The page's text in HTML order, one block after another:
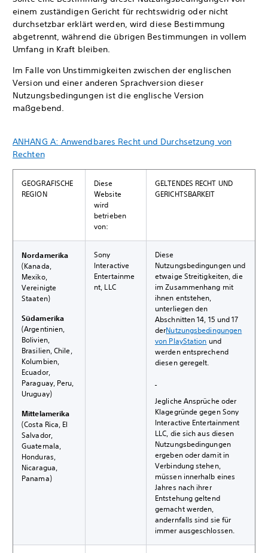
einem zuständigen Gericht für rechtswidrig oder nicht
durchsetzbar erklärt werden, wird diese Bestimmung
abgetrennt, während die übrigen Bestimmungen in vollem
Umfang in Kraft bleiben.
Im Falle von Unstimmigkeiten zwischen der englischen
Version und einer anderen Sprachversion dieser
Nutzungsbedingungen ist die englische Version
maßgebend.
ANHANG A: Anwendbares Recht und Durchsetzung von
Rechten
GEOGRAFISCHE
REGION
Diese
Website
wird
betrieben
von:
GELTENDES RECHT UND
GERICHTSBARKEIT
Nordamerika
(Kanada,
Mexiko,
Vereinigte
Staaten)
Südamerika
(Argentinien,
Bolivien,
Brasilien, Chile,
Kolumbien,
Ecuador,
Paraguay, Peru,
Uruguay)
Mittelamerika
(Costa Rica, El
Salvador,
Guatemala,
Honduras,
Nicaragua,
Panama)
Sony
Interactive
Entertainme
nt, LLC
Diese
Nutzungsbedingungen und
etwaige Streitigkeiten, die
im Zusammenhang mit
ihnen entstehen,
unterliegen den
Abschnitten 14, 15 und 17
derNutzungsbedingungen
von PlayStation und
werden entsprechend
diesen geregelt.
Jegliche Ansprüche oder
Klagegründe gegen Sony
Interactive Entertainment
LLC, die sich aus diesen
Nutzungsbedingungen
ergeben oder damit in
Verbindung stehen,
müssen innerhalb eines
Jahres nach ihrer
Entstehung geltend
gemacht werden,
andernfalls sind sie für
immer ausgeschlossen.